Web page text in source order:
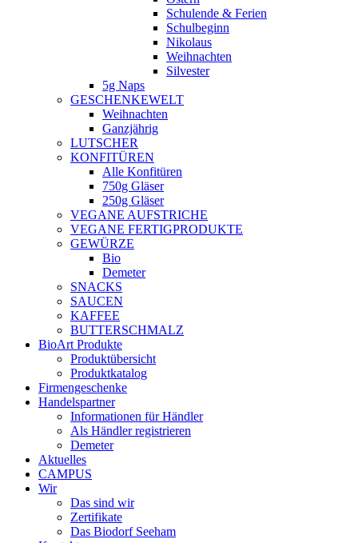
Schulende & Ferien
Schulbeginn
Nikolaus
Weihnachten
Silvester
5g Naps
GESCHENKEWELT
Weihnachten
Ganzjährig
LUTSCHER
KONFITÜREN
Alle Konfitüren
750g Gläser
250g Gläser
VEGANE AUFSTRICHE
VEGANE FERTIGPRODUKTE
GEWÜRZE
Bio
Demeter
SNACKS
SAUCEN
KAFFEE
BUTTERSCHMALZ
BioArt Produkte
Produktübersicht
Produktkatalog
Firmengeschenke
Handelspartner
Informationen für Händler
Als Händler registrieren
Demeter
Aktuelles
CAMPUS
Wir
Das sind wir
Zertifikate
Das Biodorf Seeham